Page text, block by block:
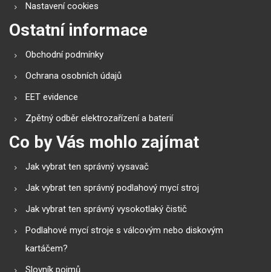
Nastavení cookies
Ostatní informace
Obchodní podmínky
Ochrana osobních údajů
EET evidence
Zpětný odběr elektrozařízení a baterií
Co by Vás mohlo zajímat
Jak vybrat ten správný vysavač
Jak vybrat ten správný podlahový mycí stroj
Jak vybrat ten správný vysokotlaký čistič
Podlahové mycí stroje s válcovým nebo diskovým
kartáčem?